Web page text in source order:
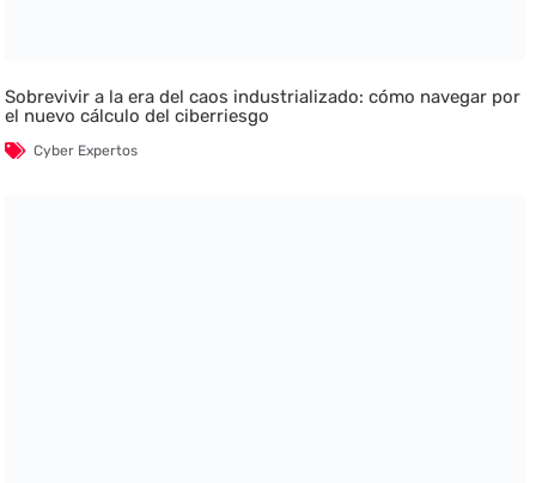
Sobrevivir a la era del caos industrializado: cómo navegar por
el nuevo cálculo del ciberriesgo
Cyber Expertos